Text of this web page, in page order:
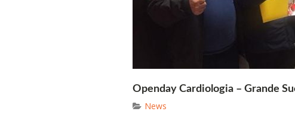
Openday Cardiologia – Grande
News